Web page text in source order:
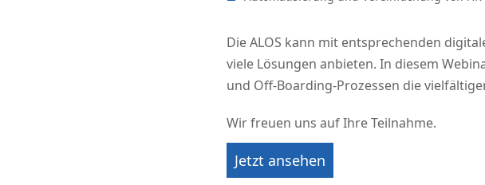
Die ALOS kann mit ent­spre­chen­den
vie­le Lösun­gen anbie­ten. In die­sem
und Off-Boar­ding-Pro­zes­sen die
Wir freu­en uns auf Ihre Teilnahme.
Jetzt anse­hen